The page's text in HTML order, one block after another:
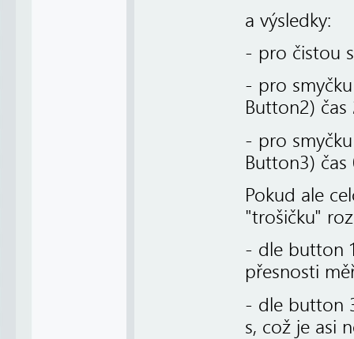
a výsledky:
- pro čistou
- pro
Button2) čas
- pro
Button3) čas
Pokud ale
"trošičku"
- dle button
přesnosti
- dle button
s, což je asi